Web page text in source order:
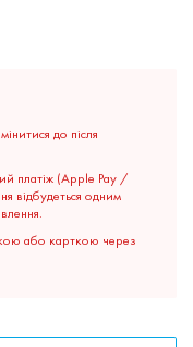
до після
платіж (Apple Pay /
відбудеться одним
або карткою через